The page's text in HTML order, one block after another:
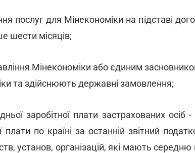
послуг для Мінекономіки на підставі
шести місяців;
Мінекономіки або єдиним
та здійснюють державні замовлення;
заробітної плати застрахованих осіб
плати по країні за останній звітний
установ, організацій, які мають середню